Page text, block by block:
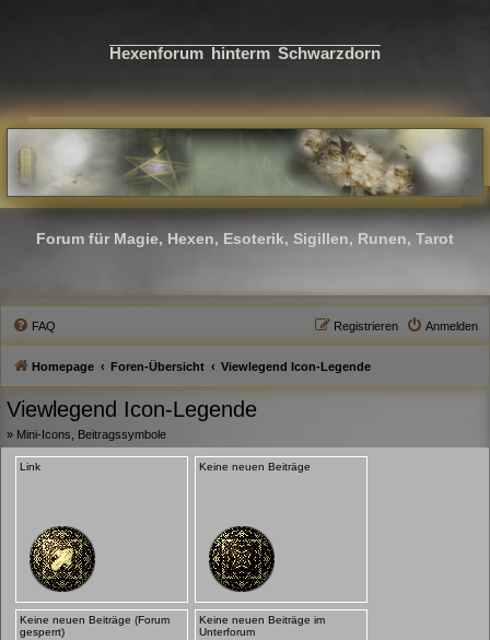
Hexenforum hinterm Schwarzdorn
Forum für Magie, Hexen, Esoterik, Sigillen, Runen, Tarot
FAQ Anmelden
Registrieren
Homepage Foren-Übersicht Viewlegend Icon-Legende
Viewlegend Icon-Legende
» Mini-Icons, Beitragssymbole
Link Keine neuen Beiträge
Keine neuen Beiträge (Forum
gesperrt)
Keine neuen Beiträge im
Unterforum